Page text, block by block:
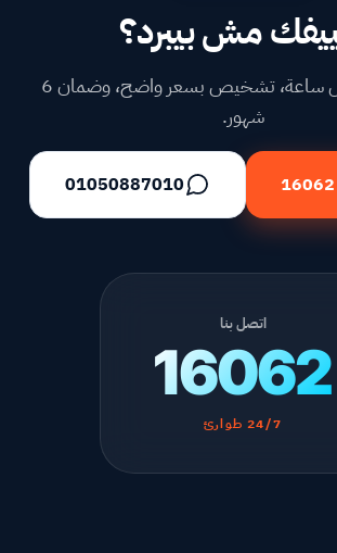
مش بيبرد؟
فني تكييف خلال ساعة، تشخيص بسعر واضح، وضمان 6
شهور.
01050887010
اتصل بنا
16062
24/7 طوارئ